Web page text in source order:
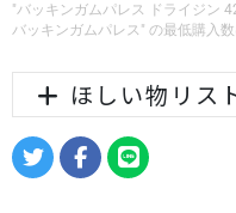
"バッキンガムパレス ドライジン
バッキンガムパレス" の最低購入
ほしい物リス